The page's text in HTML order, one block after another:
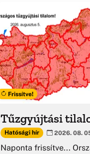
Frissítve!
Tűzgyújtási
Hatósági hír 2026. 08.
Naponta frissítve...